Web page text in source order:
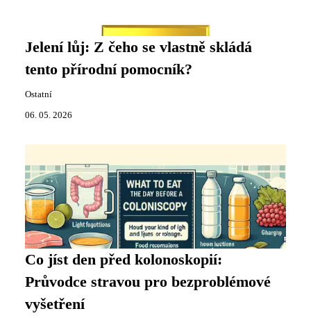
Jelení lůj: Z čeho se vlastně skládá
tento přírodní pomocník?
Ostatní
06. 05. 2026
Co jíst den před kolonoskopií:
Průvodce stravou pro bezproblémové
vyšetření